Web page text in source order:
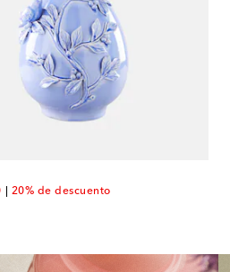
price
20% de descuento